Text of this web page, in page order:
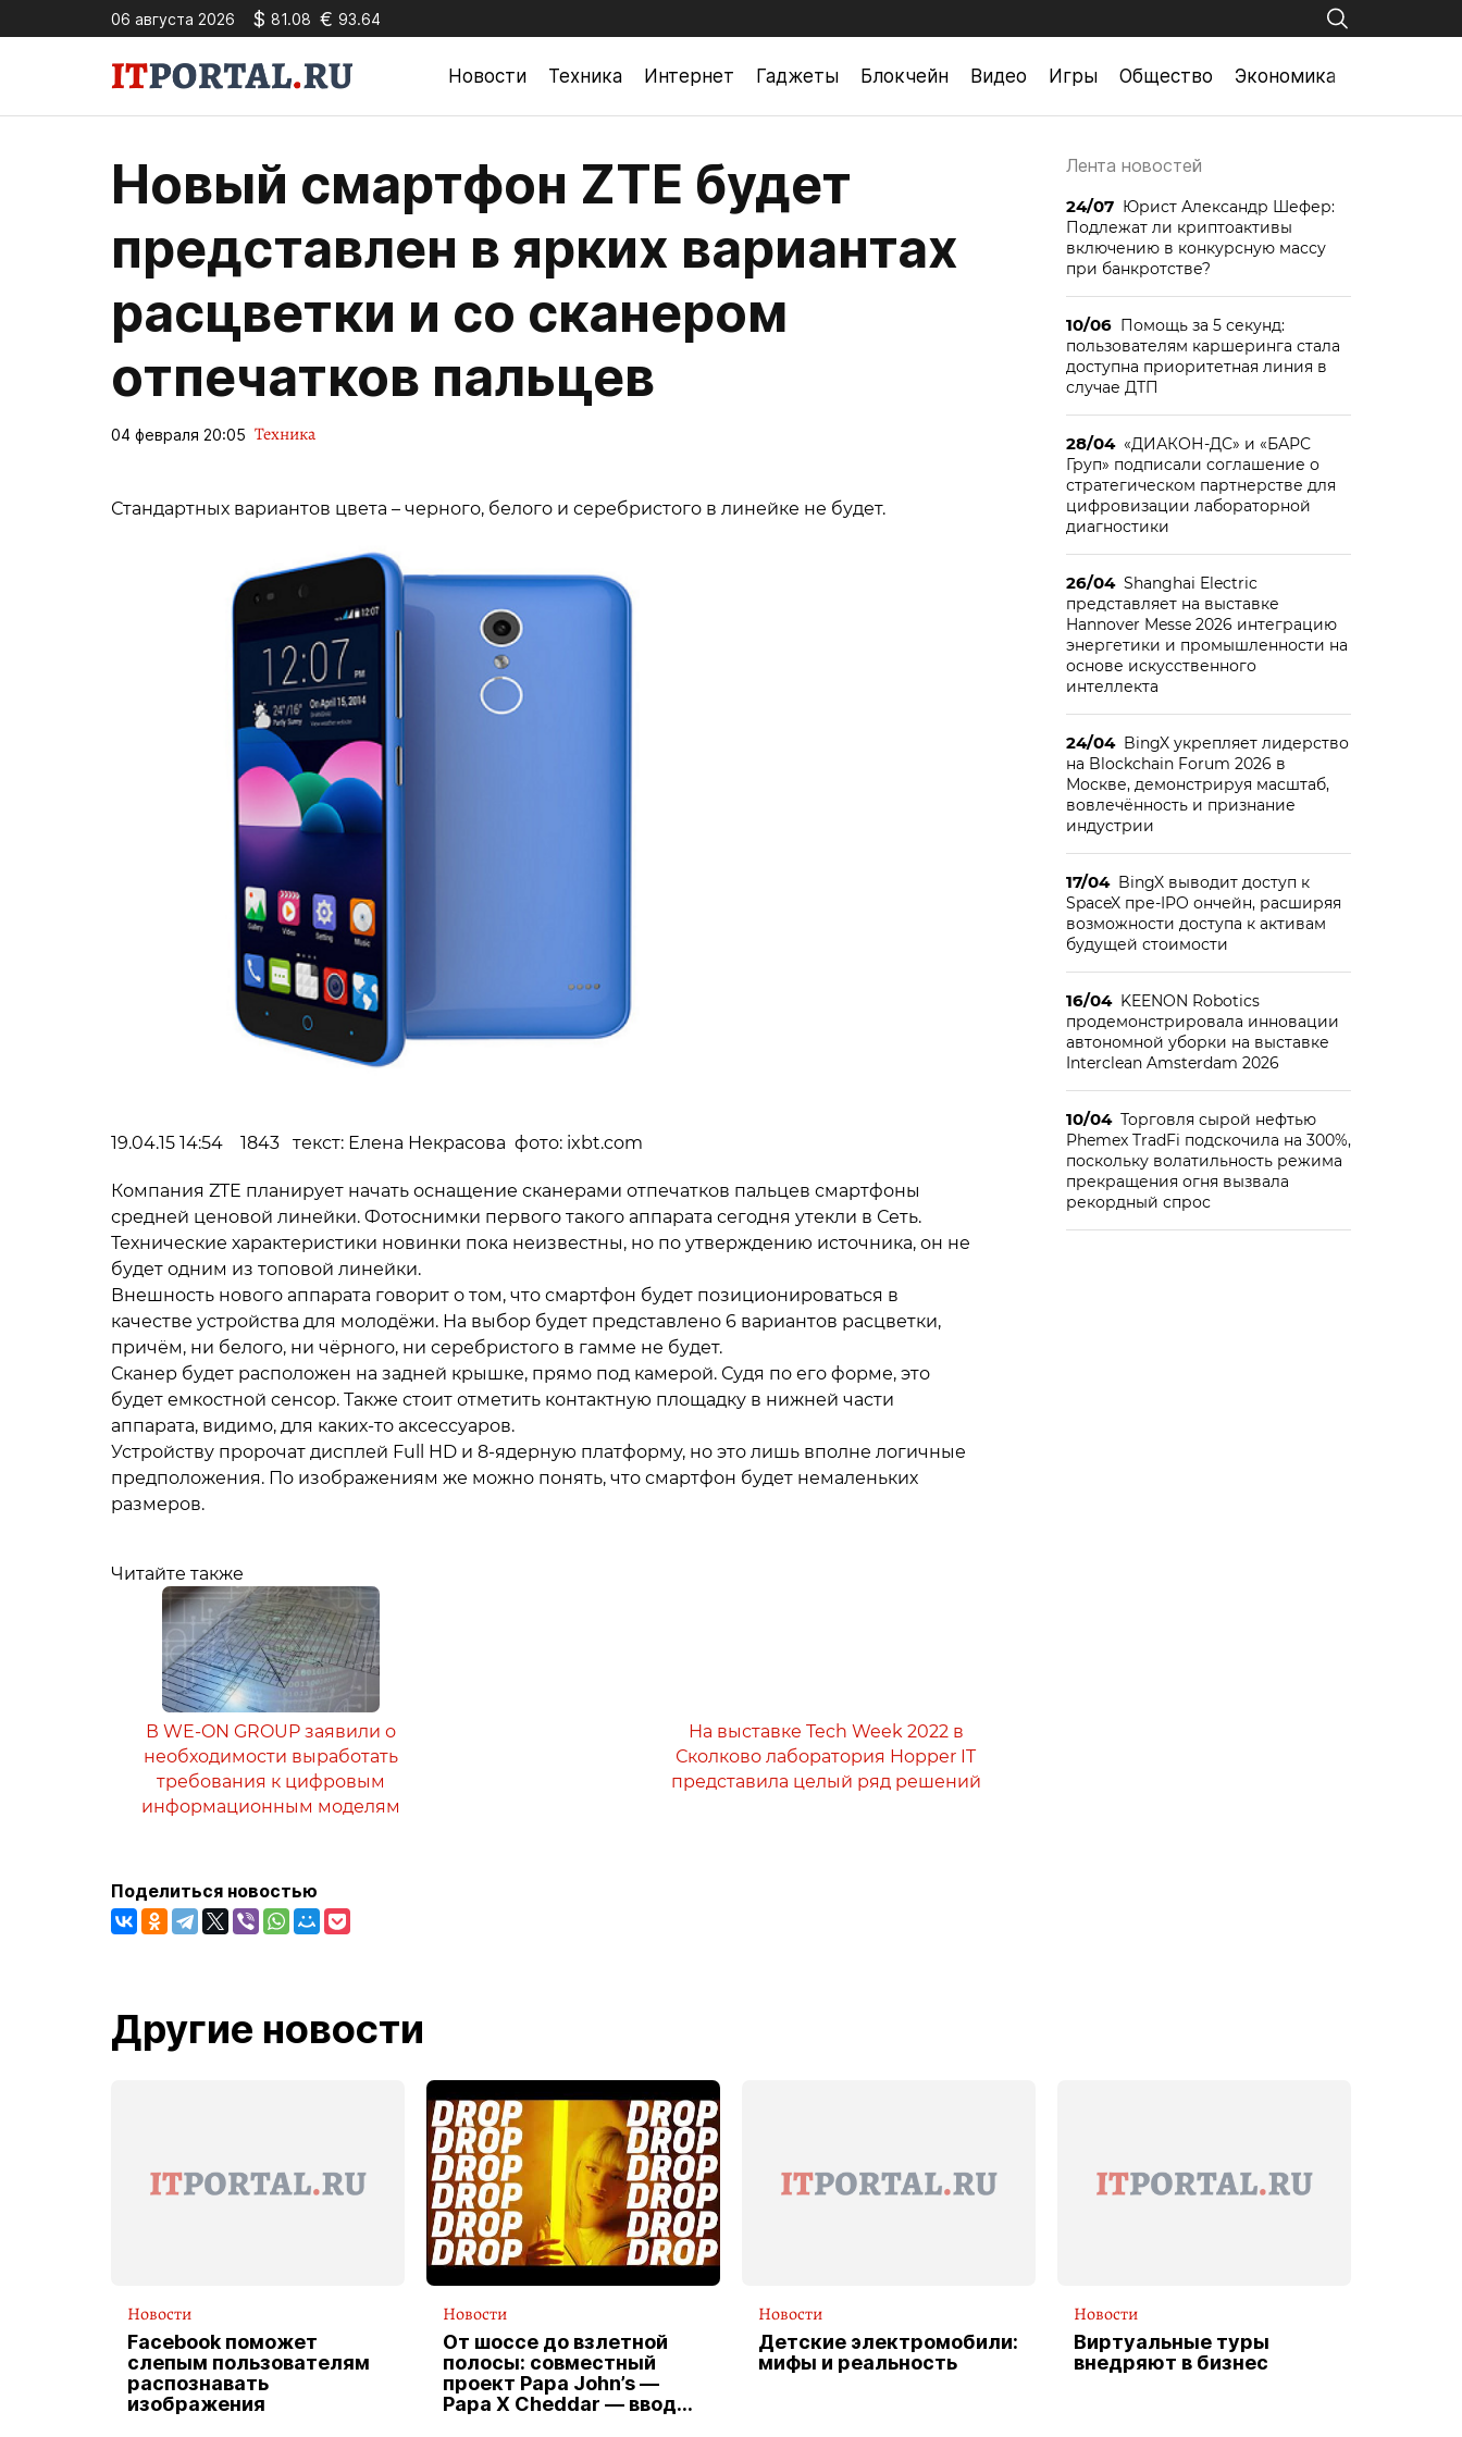
06 августа 2026 $ 81.08 € 93.64
Новости Техника Интернет Гаджеты Блокчейн Видео Игры Общество Экономика
Новый смартфон ZTE будет
представлен в ярких вариантах
расцветки и со сканером
отпечатков пальцев
04 февраля 20:05 Техника
Стандартных вариантов цвета – черного, белого и серебристого в линейке не будет.
19.04.15 14:54 1843 текст: Елена Некрасова фото: ixbt.com
Компания ZTE планирует начать оснащение сканерами отпечатков пальцев смартфоны
средней ценовой линейки. Фотоснимки первого такого аппарата сегодня утекли в Сеть.
Технические характеристики новинки пока неизвестны, но по утверждению источника, он не
будет одним из топовой линейки.
Внешность нового аппарата говорит о том, что смартфон будет позиционироваться в
качестве устройства для молодёжи. На выбор будет представлено 6 вариантов расцветки,
причём, ни белого, ни чёрного, ни серебристого в гамме не будет.
Сканер будет расположен на задней крышке, прямо под камерой. Судя по его форме, это
будет емкостной сенсор. Также стоит отметить контактную площадку в нижней части
аппарата, видимо, для каких-то аксессуаров.
Устройству пророчат дисплей Full HD и 8-ядерную платформу, но это лишь вполне логичные
предположения. По изображениям же можно понять, что смартфон будет немаленьких
размеров.
Читайте также
В WE-ON GROUP заявили о
необходимости выработать
требования к цифровым
информационным моделям
На выставке Tech Week 2022 в
Сколково лаборатория Hopper IT
представила целый ряд решений
Поделиться новостью
Лента новостей
24/07 Юрист Александр Шефер:
Подлежат ли криптоактивы
включению в конкурсную массу
при банкротстве?
10/06 Помощь за 5 секунд:
пользователям каршеринга стала
доступна приоритетная линия в
случае ДТП
28/04 «ДИАКОН-ДС» и «БАРС
Груп» подписали соглашение о
стратегическом партнерстве для
цифровизации лабораторной
диагностики
26/04 Shanghai Electric
представляет на выставке
Hannover Messe 2026 интеграцию
энергетики и промышленности на
основе искусственного
интеллекта
24/04 BingX укрепляет лидерство
на Blockchain Forum 2026 в
Москве, демонстрируя масштаб,
вовлечённость и признание
индустрии
17/04 BingX выводит доступ к
SpaceX пре-IPO ончейн, расширяя
возможности доступа к активам
будущей стоимости
16/04 KEENON Robotics
продемонстрировала инновации
автономной уборки на выставке
Interclean Amsterdam 2026
10/04 Торговля сырой нефтью
Phemex TradFi подскочила на 300%,
поскольку волатильность режима
прекращения огня вызвала
рекордный спрос
Другие новости
Новости
Facebook поможет
слепым пользователям
распознавать
изображения
Новости
От шоссе до взлетной
полосы: совместный
проект Papa John’s —
Papa X Cheddar — вводит
Новости
Детские электромобили:
мифы и реальность
Новости
Виртуальные туры
внедряют в бизнес